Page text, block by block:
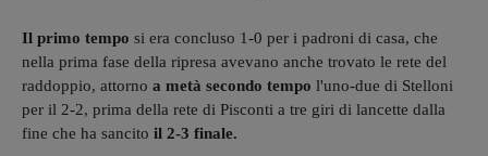
Il primo tempo si era concluso 1-0 per i padroni di casa, che
nella prima fase della ripresa avevano anche trovato le rete del
raddoppio, attorno a metà secondo tempo l'uno-due di Stelloni
per il 2-2, prima della rete di Pisconti a tre giri di lancette dalla
fine che ha sancito il 2-3 finale.